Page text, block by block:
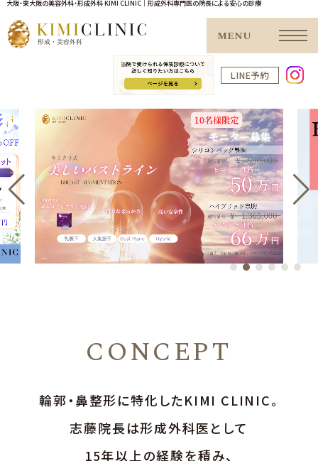
大阪・東大阪の美容外科・形成外科 KIMI CLINIC｜形成外科専門医の院長による安心の診療
LINE予約
MENU
CONCEPT
輪郭・鼻整形に特化したKIMI CLINIC。
志藤院長は形成外科医として
15年以上の経験を積み、